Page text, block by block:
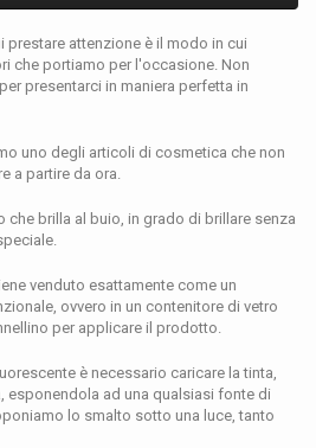
prestare attenzione è il modo in cui
che portiamo per l'occasione. Non
presentarci in maniera perfetta in
uno degli articoli di cosmetica che non
a partire da ora.
brilla al buio, in grado di brillare senza
venduto esattamente come un
ovvero in un contenitore di vetro
per applicare il prodotto.
è necessario caricare la tinta,
esponendola ad una qualsiasi fonte di
lo smalto sotto una luce, tanto